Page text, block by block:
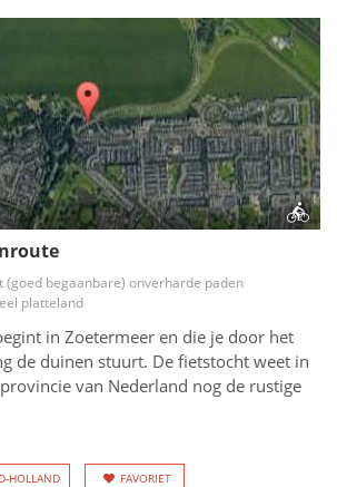
(goed begaanbare) onverharde paden
platteland
in Zoetermeer en die je door het
de duinen stuurt. De fietstocht weet in
van Nederland nog de rustige
HOLLAND FAVORIET